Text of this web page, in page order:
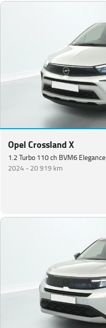
Opel Crossland X
1.2 Turbo 110 ch BVM6 Elegance
2024 -20 919 km